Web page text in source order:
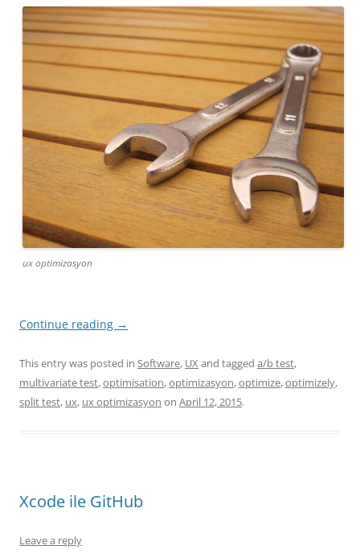
ux optimizasyon
Continue reading →
This entry was posted in Software, UX and tagged a/b test,
multivariate test,optimisation,optimizasyon,optimize,optimizely,
split test, ux, ux optimizasyon on April 12, 2015.
Xcode ile GitHub
Leave a reply